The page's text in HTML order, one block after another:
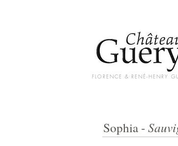
FLORENCE & RENÉ-HENRY
Sophia -